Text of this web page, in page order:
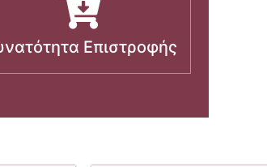
Επιστροφής